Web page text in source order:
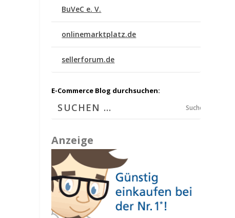
BuVeC e. V.
onlinemarktplatz.de
sellerforum.de
E-Commerce Blog durchsuchen:
Suchen
Anzeige